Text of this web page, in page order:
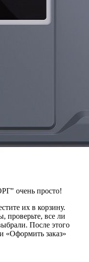
очень просто!
их в корзину.
проверьте, все ли
После этого
«Оформить заказ»